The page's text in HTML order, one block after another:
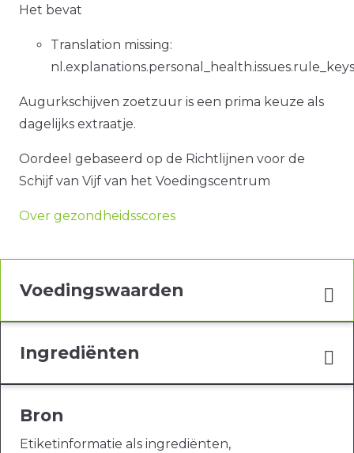
Het bevat
Translation missing:
Augurkschijven zoetzuur is een prima keuze als
dagelijks extraatje.
Oordeel gebaseerd op de Richtlijnen voor de
Schijf van Vijf van het Voedingscentrum
Over gezondheidsscores
Voedingswaarden
Ingrediënten
Bron
Etiketinformatie als ingrediënten,